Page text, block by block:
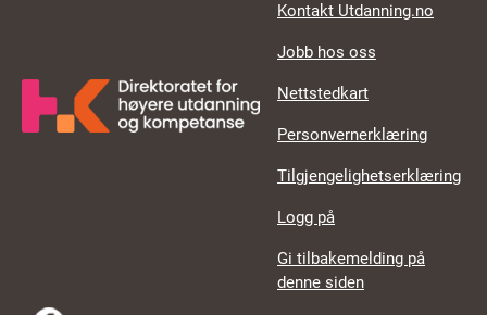
Kontakt Utdanning.no
Jobb hos oss
Nettstedkart
Personvernerklæring
Tilgjengelighetserklæring
Logg på
Gi tilbakemelding på
denne siden